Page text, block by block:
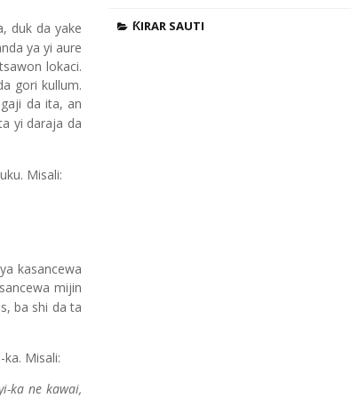
duk da yake
ya yi aure
lokaci.
gori kullum.
da ita, an
yi daraja da
Misali:
kasancewa
mijin
ba shi da ta
Misali:
ka ne kawai,
ƘIRAR SAUTI